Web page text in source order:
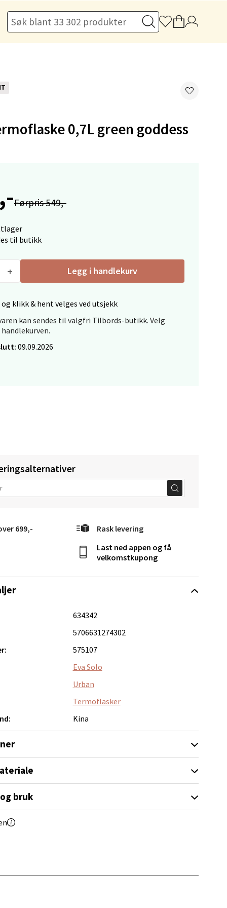
0,7L green goddess
Førpris 549,-
til butikk
Legg i handlekurv
klikk & hent velges ved utsjekk
kan sendes til valgfri Tilbords-butikk. Velg
09.09.2026
699,-
Rask levering
Last ned appen og få
velkomstkupong
634342
5706631274302
575107
Eva Solo
Urban
Termoflasker
Kina
bruk
g